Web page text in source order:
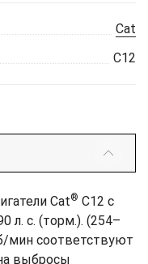
Cat
C12
Cat® C12 с
л. с. (торм.). (254–
мин соответствуют
выбросы